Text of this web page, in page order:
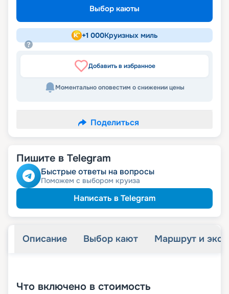
Выбор каюты
+1 000Круизных миль
Добавить в избранное
Моментально оповестим о снижении цены
Поделиться
Пишите в Telegram
Быстрые ответы на вопросы
Поможем с выбором круиза
Написать в Telegram
Описание Выбор кают Маршрут и
Что включено в стоимость